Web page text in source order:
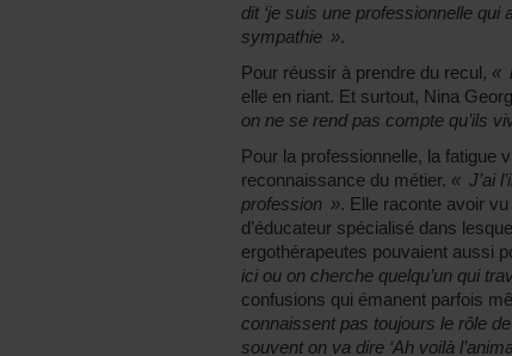
dit ‘je suis une professionnelle qui
sympathie ».
Pour réussir à prendre du recul, «
elle en riant. Et surtout, Nina
on ne se rend pas compte qu’ils
Pour la professionnelle, la fatigue
reconnaissance du métier. « J’ai
profession ». Elle raconte avoir
d’éducateur spécialisé dans
ergothérapeutes pouvaient aussi
ici ou on cherche quelqu’un qui
confusions qui émanent parfois
connaissent pas toujours le rôle
souvent on va dire ‘Ah voilà